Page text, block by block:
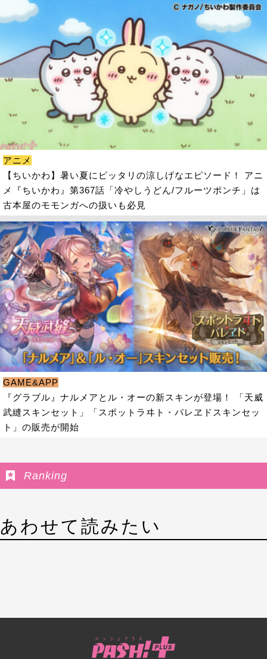
アニメ
【ちいかわ】暑い夏にピッタリの涼しげなエピソード！ アニ
メ『ちいかわ』第367話「冷やしうどん/フルーツポンチ」は
古本屋のモモンガへの扱いも必見
GAME&APP
『グラブル』ナルメアとル・オーの新スキンが登場！ 「天威
武縫スキンセット」「スポットラヰト・パレヱドスキンセッ
ト」の販売が開始
Ranking
あわせて読みたい